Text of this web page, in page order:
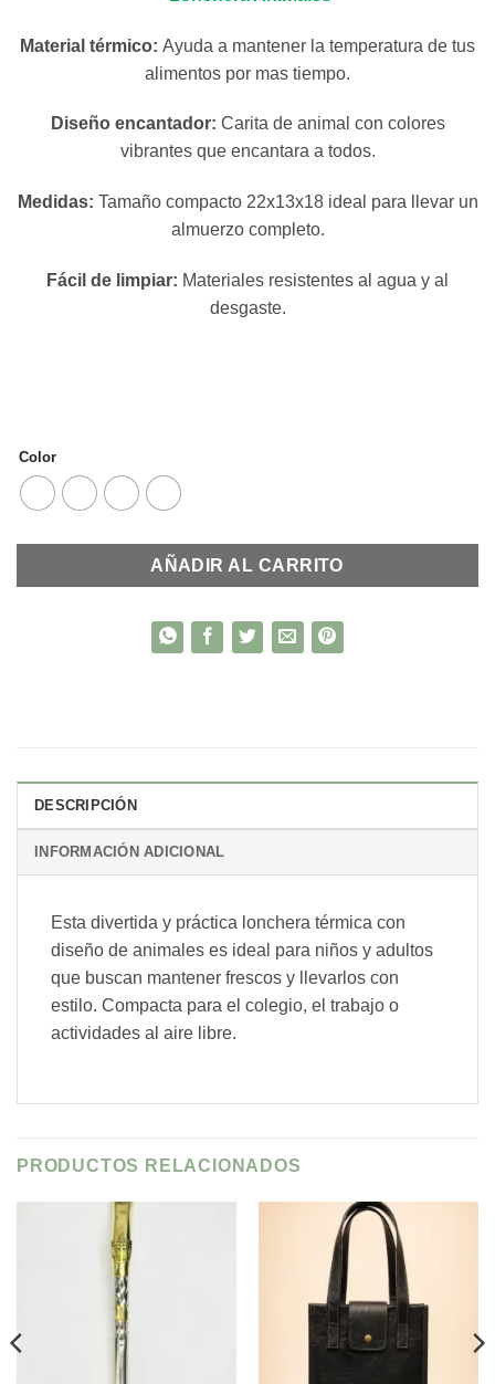
Material térmico: Ayuda a mantener la temperatura de tus
alimentos por mas tiempo.
Diseño encantador: Carita de animal con colores
vibrantes que encantara a todos.
Medidas: Tamaño compacto 22x13x18 ideal para llevar un
almuerzo completo.
Fácil de limpiar: Materiales resistentes al agua y al
desgaste.
Color
AÑADIR AL CARRITO
DESCRIPCIÓN
INFORMACIÓN ADICIONAL
Esta divertida y práctica lonchera térmica con
diseño de animales es ideal para niños y adultos
que buscan mantener frescos y llevarlos con
estilo. Compacta para el colegio, el trabajo o
actividades al aire libre.
PRODUCTOS RELACIONADOS